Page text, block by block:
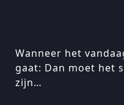
Wanneer het
gaat: Dan moet het
zijn…